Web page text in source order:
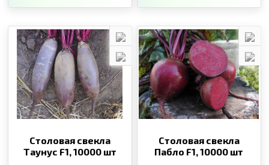
Столовая свекла
Таунус F1,10000 шт
Столовая свекла
Пабло F1,10000 шт